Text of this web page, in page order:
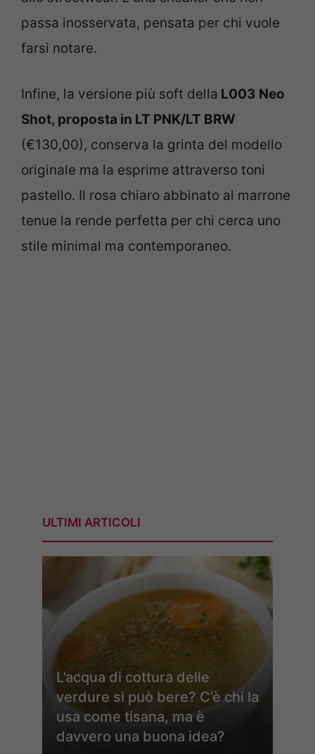
passa inosservata, pensata per chi vuole
farsi notare.
Infine, la versione più soft della L003 Neo
Shot, proposta in LT PNK/LT BRW
(€130,00), conserva la grinta del modello
originale ma la esprime attraverso toni
pastello. Il rosa chiaro abbinato al marrone
tenue la rende perfetta per chi cerca uno
stile minimal ma contemporaneo.
ULTIMI ARTICOLI
L’acqua di cottura delle
verdure si può bere? C’è chi la
usa come tisana, ma è
davvero una buona idea?